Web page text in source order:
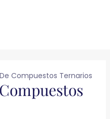
Compuestos Ternarios